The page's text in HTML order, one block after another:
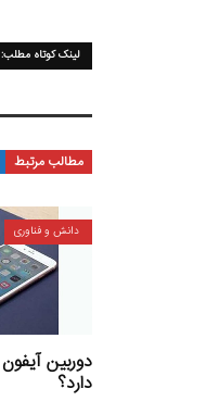
لینک کوتاه مطلب:
مطالب مرتبط
دانش و فناوری
دارد؟